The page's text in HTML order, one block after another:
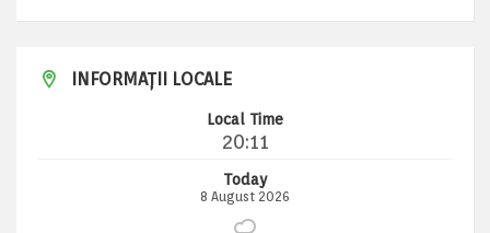
INFORMAȚII LOCALE
Local Time
20:11
Today
8 August 2026